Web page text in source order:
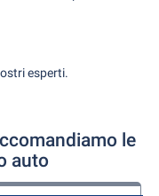
esperti.
le
auto